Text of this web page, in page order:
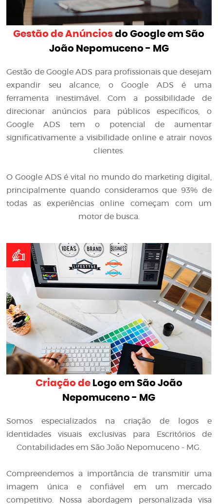
Gestão de Anúncios do Google em São
João Nepomuceno - MG
Gestão de Google ADS para profissionais que desejam
expandir seu alcance, o Google ADS é uma
ferramenta inestimável. Com a possibilidade de
direcionar anúncios para públicos específicos, o
Google ADS tem o potencial de aumentar
significativamente a visibilidade online e atrair novos
clientes.
O Google ADS é vital no mundo do marketing digital,
principalmente quando consideramos que 93% de
todas as experiências online começam com um
motor de busca.
Criação deLogo em São João
Nepomuceno - MG
Somos especializados na criação de logos e
identidades visuais exclusivas para Escritórios de
Contabilidades em São João Nepomuceno - MG.
Compreendemos a importância de transmitir uma
imagem única e confiável em um mercado
competitivo. Nossa abordagem personalizada visa